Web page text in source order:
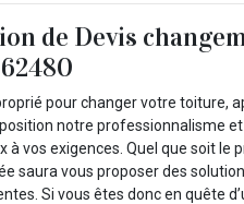
de Devis
pour changer votre toiture,
notre professionnalisme
à vos exigences. Quel que soit le
saura vous proposer des
Si vous êtes donc en quête